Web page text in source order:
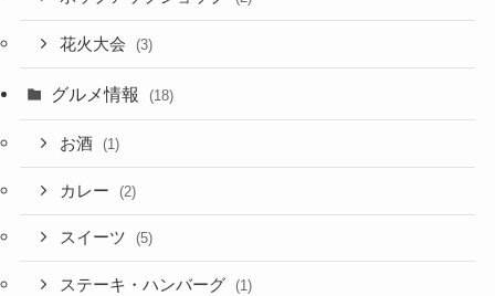
花火大会 (3)
グルメ情報 (18)
お酒 (1)
カレー (2)
スイーツ (5)
ステーキ・ハンバーグ (1)